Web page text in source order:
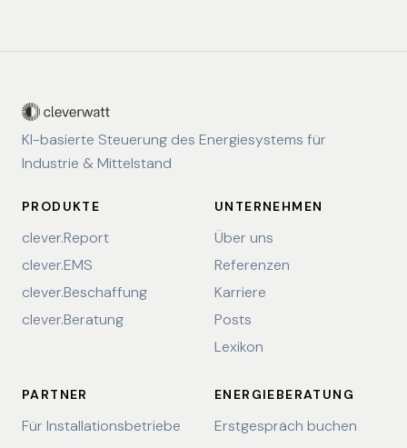
KI-basierte Steuerung des Energiesystems für
Industrie & Mittelstand
PRODUKTE
clever.Report
clever.EMS
clever.Beschaffung
clever.Beratung
UNTERNEHMEN
Über uns
Referenzen
Karriere
Posts
Lexikon
PARTNER
Für Installationsbetriebe
ENERGIEBERATUNG
Erstgespräch buchen